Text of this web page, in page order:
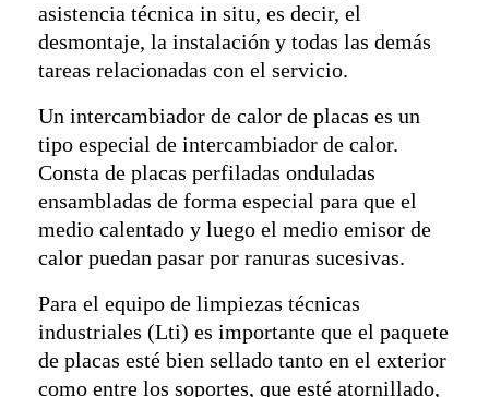
asistencia técnica in situ, es decir, el
desmontaje, la instalación y todas las demás
tareas relacionadas con el servicio.
Un intercambiador de calor de placas es un
tipo especial de intercambiador de calor.
Consta de placas perfiladas onduladas
ensambladas de forma especial para que el
medio calentado y luego el medio emisor de
calor puedan pasar por ranuras sucesivas.
Para el equipo de limpiezas técnicas
industriales (Lti) es importante que el paquete
de placas esté bien sellado tanto en el exterior
como entre los soportes, que esté atornillado,